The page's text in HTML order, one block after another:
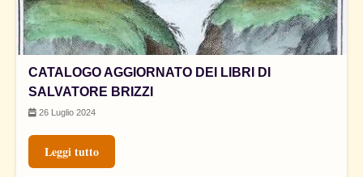
CATALOGO AGGIORNATO DEI LIBRI DI
SALVATORE BRIZZI
26 Luglio 2024
Leggi tutto